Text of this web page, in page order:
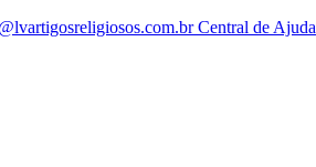
Central de Ajuda